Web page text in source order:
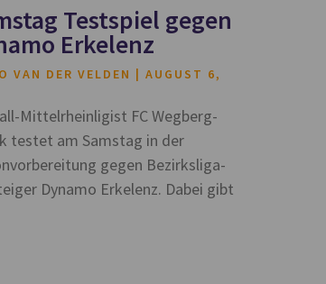
Testspiel gegen
Erkelenz
VAN DER VELDEN
AUGUST 6,
Mittelrheinligist FC Wegberg-
testet am Samstag in der
gegen Bezirksliga-
Dynamo Erkelenz. Dabei gibt